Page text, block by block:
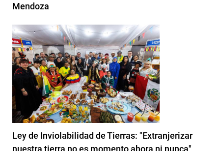
Mendoza
Ley de Inviolabilidad de Tierras: "Extranjerizar
nuestra tierra no es momento ahora ni nunca"